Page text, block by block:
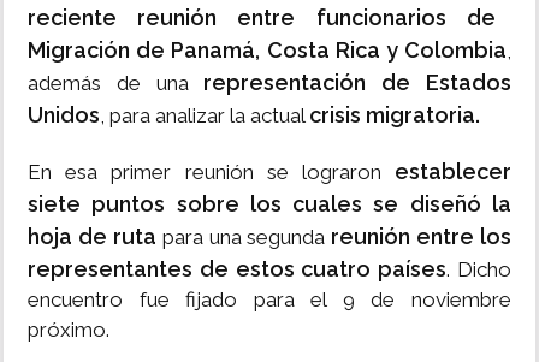
reciente reunión entre funcionarios de
Migración de Panamá, Costa Rica y Colombia,
además de unarepresentación de Estados
Unidos, para analizar la actual crisis migratoria.
En esa primer reunión se lograron establecer
siete puntos sobre los cuales se diseñó la
hoja de ruta para una segunda reunión entre los
representantes de estos cuatro países. Dicho
encuentro fue fijado para el 9 de noviembre
próximo.